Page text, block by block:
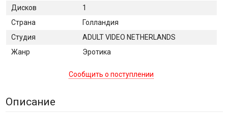
Дисков
1
Страна
Голландия
Студия
ADULT VIDEO NETHERLANDS
Жанр
Эротика
Сообщить о поступлении
Описание